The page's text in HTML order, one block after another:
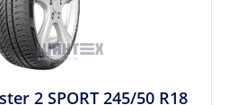
2 SPORT 245/50 R18